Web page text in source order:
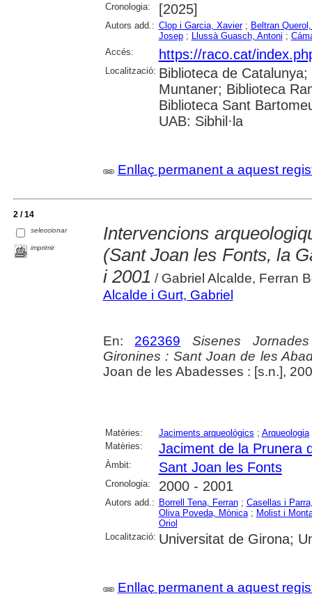
Cronologia: [2025]
Autors add.: Clop i Garcia, Xavier; Beltran
Josep; Llussà Guasch, Antoni ;
Accés:
https://raco.cat/
Localització: Biblioteca de
Muntaner; Biblioteca
Biblioteca Sant
UAB: Sibhil·la
Enllaç permanent a aquest
2 / 14
seleccionar
imprimir
Intervencions
(Sant Joan les Fonts, la
i 2001 / Gabriel Alcalde, Ferran
Alcalde i Gurt, Gabriel
En: 262369
Sisenes
Gironines : Sant Joan de les
Joan de les Abadesses : [s.n.],
Matèries: Jaciments arqueològics ; Arqueologia
Matèries:
Jaciment de la Prunera
Àmbit: Sant Joan les Fonts
Cronologia: 2000 - 2001
Autors add.: Borrell Tena, Ferran; Casellas i
Oliva Poveda, Mònica; Molist i
Oriol
Localització: Universitat de Girona;
Enllaç permanent a aquest